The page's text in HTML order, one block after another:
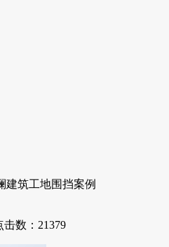
建筑工地围挡案例
击数：21379